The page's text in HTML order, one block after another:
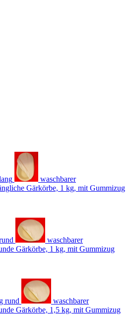
waschbarer
Gärkörbe, 1 kg, mit Gummizug
waschbarer
Gärkörbe, 1 kg, mit Gummizug
rund
waschbarer
Gärkörbe, 1,5 kg, mit Gummizug